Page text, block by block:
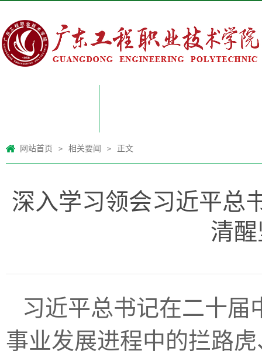
网站首页 > 相关要闻 > 正文
深入学习领会习近平总
清
习近平总书记在二十届
事业发展进程中的拦路